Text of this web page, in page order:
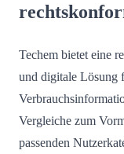
Techem bietet eine
und digitale Lösung
Vergleiche zum
passenden